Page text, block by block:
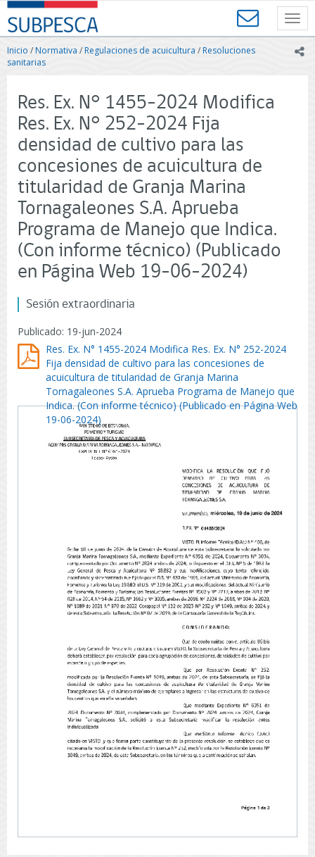
Contenido
principal
SUBPESCA
-
Subsecretaría
de
Acuicultura
Gobierno
de
Inicio /Normativa / Regulaciones de acuicultura /Resoluciones
sanitarias
Res. Ex. N° 1455-2024 Modifica
Res. Ex. N° 252-2024 Fija
densidad de cultivo para las
concesiones de acuicultura de
titularidad de Granja Marina
Tornagaleones S.A. Aprueba
Programa de Manejo que Indica.
(Con informe técnico) (Publicado
en Página Web 19-06-2024)
Sesión extraordinaria
Publicado: 19-jun-2024
Res. Ex. N° 1455-2024 Modifica Res. Ex. N° 252-2024
Fija densidad de cultivo para las concesiones de
acuicultura de titularidad de Granja Marina
Tornagaleones S.A. Aprueba Programa de Manejo que
Indica. (Con informe técnico) (Publicado en Página Web
19-06-2024)